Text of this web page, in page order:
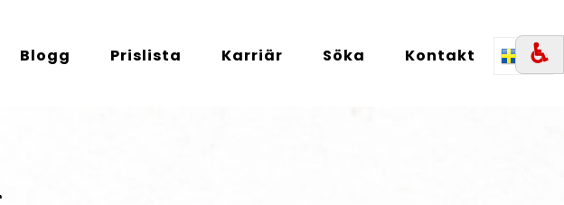
♿︎
SE
Blogg Prislista Karriär Söka Kontakt